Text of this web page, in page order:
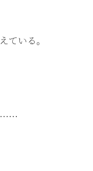
ている。